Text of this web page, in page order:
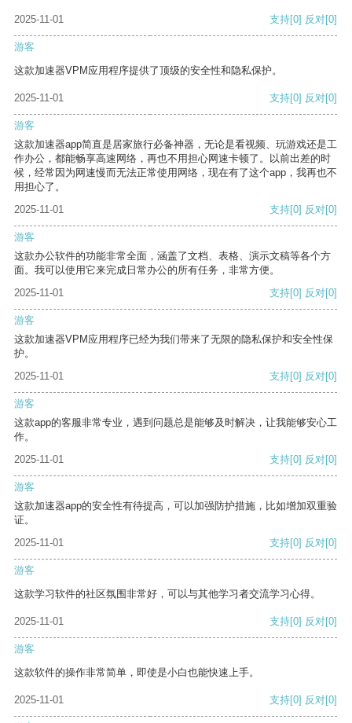
2025-11-01 支持[0] 反对[0]
游客
这款加速器VPM应用程序提供了顶级的安全性和隐私保护。
2025-11-01 支持[0] 反对[0]
游客
这款加速器app简直是居家旅行必备神器，无论是看视频、玩游戏还是工
作办公，都能畅享高速网络，再也不用担心网速卡顿了。以前出差的时
候，经常因为网速慢而无法正常使用网络，现在有了这个app，我再也不
用担心了。
2025-11-01
支持[0] 反对[0]
游客
这款办公软件的功能非常全面，涵盖了文档、表格、演示文稿等各个方
面。我可以使用它来完成日常办公的所有任务，非常方便。
2025-11-01
支持[0] 反对[0]
游客
这款加速器VPM应用程序已经为我们带来了无限的隐私保护和安全性保
护。
2025-11-01
支持[0] 反对[0]
游客
这款app的客服非常专业，遇到问题总是能够及时解决，让我能够安心工
作。
2025-11-01
支持[0] 反对[0]
游客
这款加速器app的安全性有待提高，可以加强防护措施，比如增加双重验
证。
2025-11-01
支持[0] 反对[0]
游客
这款学习软件的社区氛围非常好，可以与其他学习者交流学习心得。
2025-11-01 支持[0] 反对[0]
游客
这款软件的操作非常简单，即使是小白也能快速上手。
2025-11-01 支持[0] 反对[0]